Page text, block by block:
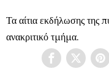
Τα αίτια εκδήλωσης της
ανακριτικό τμήμα.